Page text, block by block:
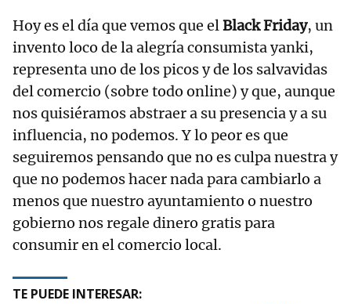
Hoy es el día que vemos que elBlack Friday, un
invento loco de la alegría consumista yanki,
representa uno de los picos y de los salvavidas
del comercio (sobre todo online) y que, aunque
nos quisiéramos abstraer a su presencia y a su
influencia, no podemos. Y lo peor es que
seguiremos pensando que no es culpa nuestra y
que no podemos hacer nada para cambiarlo a
menos que nuestro ayuntamiento o nuestro
gobierno nos regale dinero gratis para
consumir en el comercio local.
TE PUEDE INTERESAR: